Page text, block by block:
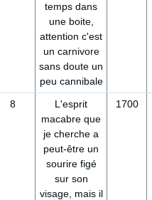
temps dans
une boite,
attention c'est
un carnivore
sans doute un
peu cannibale
8
L'esprit
macabre que
je cherche a
peut-être un
sourire figé
sur son
visage, mais il
1700